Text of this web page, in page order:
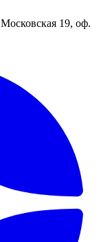
19, оф.